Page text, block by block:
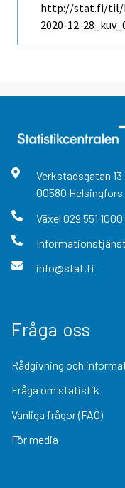
http://stat.fi/til/
2020-12-
Verkstadsgatan 13
00580 Helsingfors
Växel 029 551 1000
Informationstjänst
info@stat.fi
Fråga oss
Rådgivning och
Fråga om statistik
Vanliga frågor (FAQ)
För media